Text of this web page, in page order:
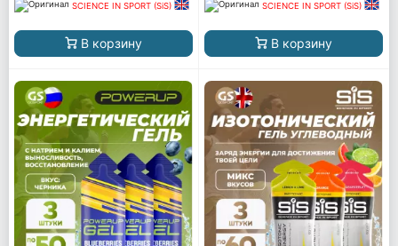
SCIENCE IN SPORT (SiS)
В корзину
SCIENCE IN SPORT (SiS)
В корзину